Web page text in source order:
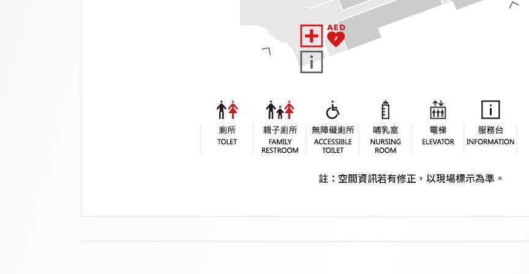
註：空間資訊若有修正，以現場標示為準。